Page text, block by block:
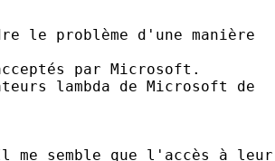
le problème d'une manière
par Microsoft.
lambda de Microsoft de
me semble que l'accès à leur